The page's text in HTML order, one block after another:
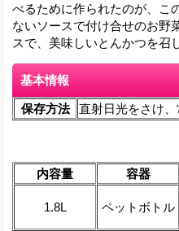
べるために作られたのが、こ
ないソースで付け合せのお野
スで、美味しいとんかつを召
基本情報
保存方法 直射日光をさけ、
内容量 容器
1.8L ペットボトル